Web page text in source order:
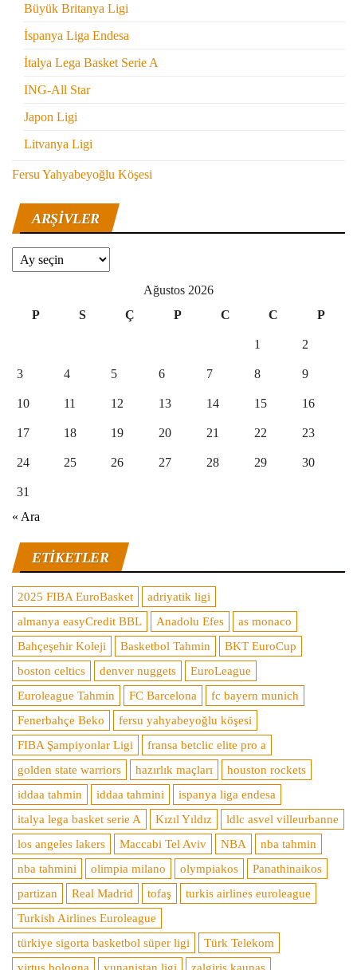
Büyük Britanya Ligi
İspanya Liga Endesa
İtalya Lega Basket Serie A
ING-All Star
Japon Ligi
Litvanya Ligi
Fersu Yahyabeyoğlu Köşesi
ARŞIVLER
Arşivler
Ağustos 2026
P
S Ç P C C P
1 2
3 4 5 6 7 8 9
10 11 12 13 14 15 16
17 18 19 20 21 22 23
24 25 26 27 28 29 30
31
« Ara
ETIKETLER
2025 FIBA EuroBasket
adriyatik ligi
almanya easyCredit BBL
Anadolu Efes
as monaco
Bahçeşehir Koleji
Basketbol Tahmin
BKT EuroCup
boston celtics
denver nuggets
EuroLeague
Euroleague Tahmin
FC Barcelona
fc bayern munich
Fenerbahçe Beko
fersu yahyabeyoğlu köşesi
FIBA Şampiyonlar Ligi
fransa betclic elite pro a
golden state warriors
hazırlık maçları
houston rockets
iddaa tahmin
iddaa tahmini
ispanya liga endesa
italya lega basket serie A
Kızıl Yıldız
ldlc asvel villeurbanne
los angeles lakers
Maccabi Tel Aviv NBA
nba tahmin
nba tahmini
olimpia milano olympiakos
Panathinaikos
partizan
Real Madrid tofaş
turkis airlines euroleague
Turkish Airlines Euroleague
türkiye sigorta basketbol süper ligi
Türk Telekom
virtus bologna
yunanistan ligi zalgiris kaunas